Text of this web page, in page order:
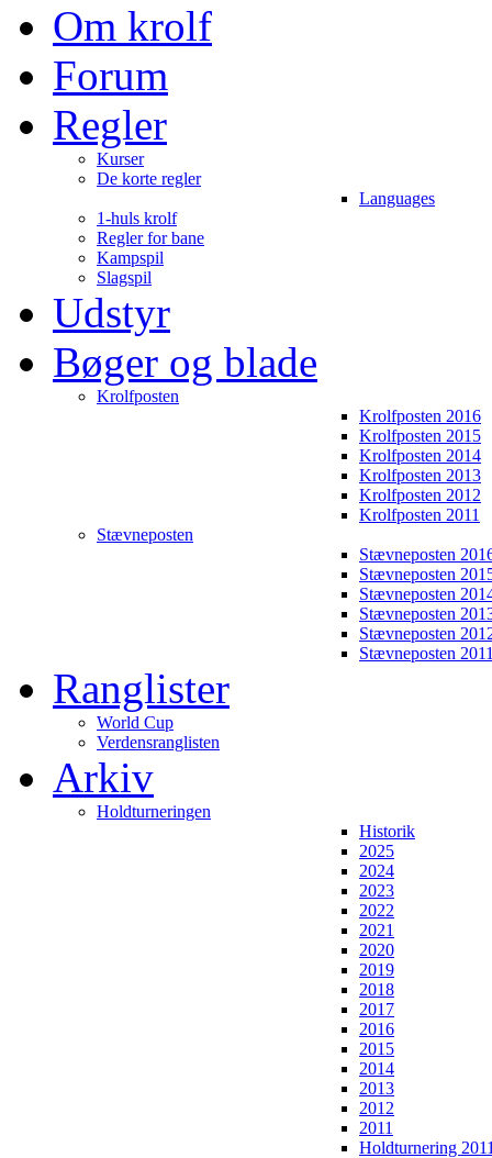
Om krolf
Forum
Regler
Kurser
De korte regler
Languages
1-huls krolf
Regler for bane
Kampspil
Slagspil
Udstyr
Bøger og blade
Krolfposten
Krolfposten 2016
Krolfposten 2015
Krolfposten 2014
Krolfposten 2013
Krolfposten 2012
Krolfposten 2011
Stævneposten
Stævneposten
Stævneposten
Stævneposten
Stævneposten
Stævneposten
Stævneposten
Ranglister
World Cup
Verdensranglisten
Arkiv
Holdturneringen
Historik
2025
2024
2023
2022
2021
2020
2019
2018
2017
2016
2015
2014
2013
2012
2011
Holdturnering